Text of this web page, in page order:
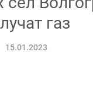
газ
15.01.2023